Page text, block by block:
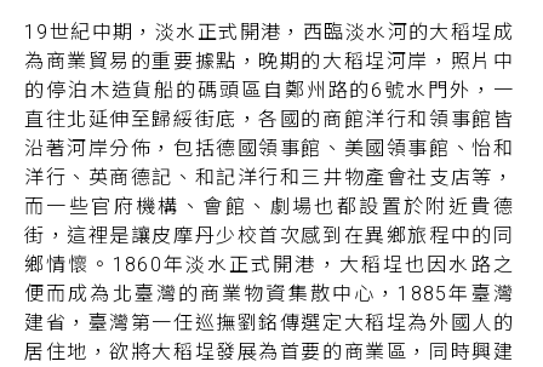
19世紀中期，淡水正式開港，西臨淡水河的大稻埕成
為商業貿易的重要據點，晚期的大稻埕河岸，照片中
的停泊木造貨船的碼頭區自鄭州路的6號水門外，一
直往北延伸至歸綏街底，各國的商館洋行和領事館皆
沿著河岸分佈，包括德國領事館、美國領事館、怡和
洋行、英商德記、和記洋行和三井物產會社支店等，
而一些官府機構、會館、劇場也都設置於附近貴德
街，這裡是讓皮摩丹少校首次感到在異鄉旅程中的同
鄉情懷。1860年淡水正式開港，大稻埕也因水路之
便而成為北臺灣的商業物資集散中心，1885年臺灣
建省，臺灣第一任巡撫劉銘傳選定大稻埕為外國人的
居住地，欲將大稻埕發展為首要的商業區，同時興建